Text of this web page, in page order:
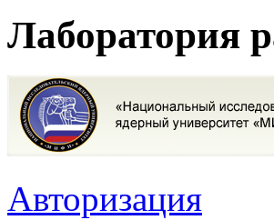
Лаборатория
Авторизация